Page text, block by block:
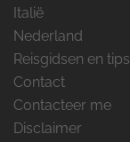
Italië
Nederland
Reisgidsen en tips
Contact
Contacteer me
Disclaimer